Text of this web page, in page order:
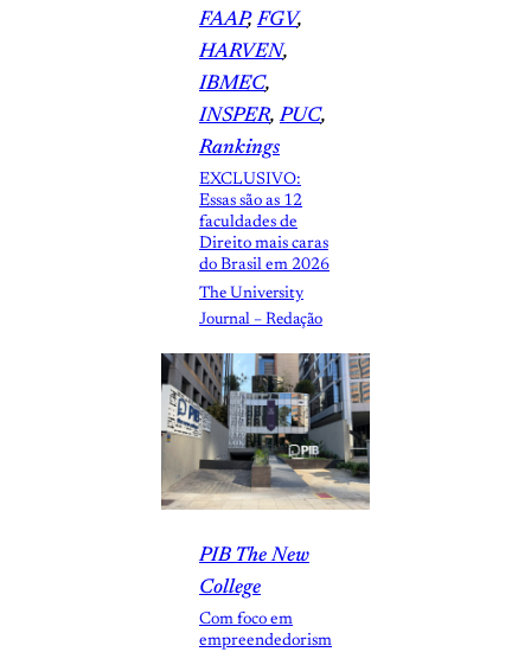
FAAP, FGV
HARVEN
IBMEC
INSPER, PUC
Rankings
EXCLUSIVO:
Essas são as 12
faculdades de
Direito mais caras
do Brasil em 2026
The University
Journal – Redação
PIB The New
College
Com foco em
empreendedorism